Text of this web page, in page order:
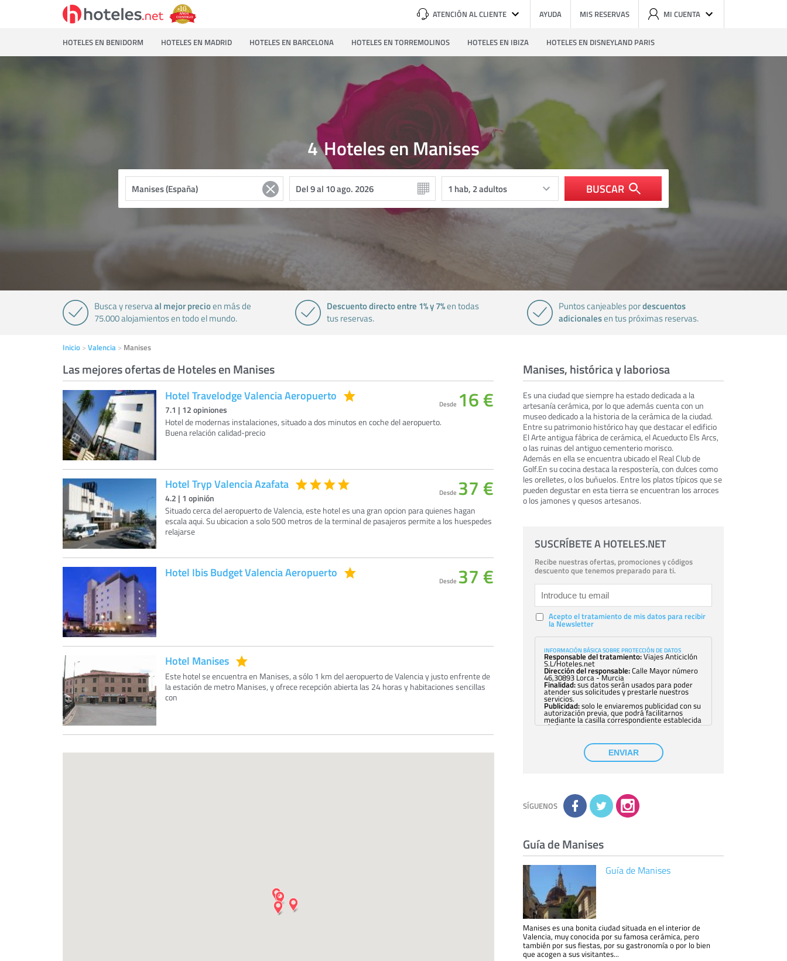
ATENCIÓN AL CLIENTE AYUDA MIS RESERVAS MI CUENTA
HOTELES EN BENIDORM HOTELES EN MADRID HOTELES EN BARCELONA HOTELES EN TORREMOLINOS HOTELES EN IBIZA HOTELES EN DISNEYLAND PARIS
Hoteles en Manises
4
BUSCAR
Busca y reservaal mejor precioen más de
75.000 alojamientos en todo el mundo.
Descuento directo entre 1% y 7%en todas
tus reservas.
Puntos canjeables pordescuentos
adicionalesen tus próximas reservas.
Inicio Valencia Manises
Las mejores ofertas de Hoteles en Manises
Hotel Travelodge Valencia Aeropuerto
7.1 | 12 opiniones
Hotel de modernas instalaciones, situado a dos minutos en coche del aeropuerto.
Buena relación calidad-precio
Desde 16 €
Hotel Tryp Valencia Azafata
4.2 | 1 opinión
Situado cerca del aeropuerto de Valencia, este hotel es una gran opcion para quienes hagan
escala aqui. Su ubicacion a solo 500 metros de la terminal de pasajeros permite a los huespedes
relajarse
Desde 37 €
Hotel Ibis Budget Valencia Aeropuerto
Desde 37 €
Hotel Manises
Este hotel se encuentra en Manises, a sólo 1 km del aeropuerto de Valencia y justo enfrente de
la estación de metro Manises, y ofrece recepción abierta las 24 horas y habitaciones sencillas
con
Manises, histórica y laboriosa
Es una ciudad que siempre ha estado dedicada a la
artesanía cerámica, por lo que además cuenta con un
museo dedicado a la historia de la cerámica de la ciudad.
Entre su patrimonio histórico hay que destacar el edificio
El Arte antigua fábrica de cerámica, el Acueducto Els Arcs,
o las ruinas del antiguo cementerio morisco.
Además en ella se encuentra ubicado el Real Club de
Golf.En su cocina destaca la respostería, con dulces como
les orelletes, o los buñuelos. Entre los platos típicos que se
pueden degustar en esta tierra se encuentran los arroces
o los jamones y quesos artesanos.
SUSCRÍBETE A HOTELES.NET
Recibe nuestras ofertas, promociones y códigos
descuento que tenemos preparado para ti.
Acepto el tratamiento de mis datos para recibir
la Newsletter
INFORMACIÓN BÁSICA SOBRE PROTECCIÓN DE DATOS
Responsable del tratamiento:Viajes Anticiclón
S.L/Hoteles.net
Dirección del responsable:Calle Mayor número
46,30893 Lorca - Murcia
Finalidad:sus datos serán usados para poder
atender sus solicitudes y prestarle nuestros
servicios.
Publicidad:solo le enviaremos publicidad con su
autorización previa, que podrá facilitarnos
mediante la casilla correspondiente establecida
al efecto.
con su consentimiento previo, que podrá
facilitarnos mediante la casilla correspondiente
establecida al efecto.
Destinatarios:con carácter general, sólo el
Derechos:tiene derecho a saber qué
información tenemos sobre usted, corregirla y
eliminarla, tal y como se explica en la
información adicional disponible en nuestra
la información adicional y detallada sobre cómo
tratamos sus datos en la
ENVIAR
SÍGUENOS
Guía de Manises
Guía de Manises
Manises es una bonita ciudad situada en el interior de
Valencia, muy conocida por su famosa cerámica, pero
también por sus fiestas, por su gastronomía o por lo bien
que acogen a sus visitantes...